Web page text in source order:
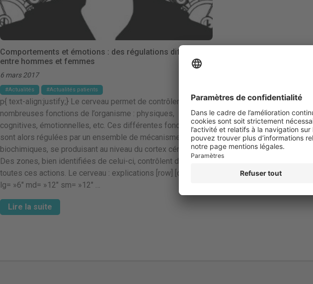
Comportements et émotions : des régulations différentes
entre hommes et femmes
6 mars 2017
Actualités Actualités patients
p{ text-align:justify;} Le cerveau permet de contrôler de
nombreuses fonctions de l’organisme : physiques,
cognitives, émotionnelles, etc. Ces différentes fonctions
sont alors régulées par un ensemble de mécanismes
biochimiques, se produisant au niveau du cortex cérébral.
Des zones, bien identifiées de celui-ci, contrôlent donc
toutes ces actions. Le cerveau : explications [row] [column
lg= »6″ md= »12″ sm= »12″ …
Lire la suite